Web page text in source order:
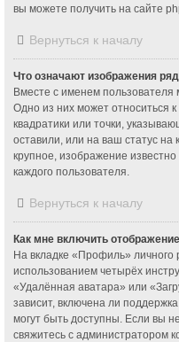
вы можете получить на сайте
Вернуться к началу
Что означают изображения
Вместе с именем пользователя
Одно из них может относиться
квадратики или точки,
оставили, или на ваш статус
крупное, изображение
каждого пользователя.
Вернуться к началу
Как мне включить
На вкладке «Профиль» личного
использованием четырёх
«Удалённая аватара» или
зависит, включена ли
могут быть доступны. Если вы
свяжитесь с администратором